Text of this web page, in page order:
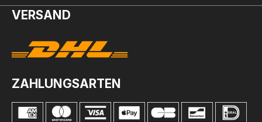
VERSAND
ZAHLUNGSARTEN